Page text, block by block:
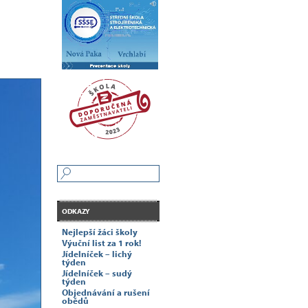
ODKAZY
Nejlepší žáci školy
Výuční list za 1 rok!
Jídelníček – lichý
týden
Jídelníček – sudý
týden
Objednávání a rušení
obědů